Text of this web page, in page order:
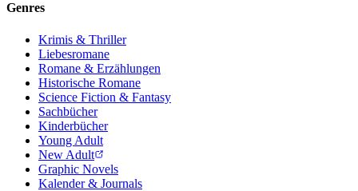
Genres
Krimis & Thriller
Liebesromane
Romane & Erzählungen
Historische Romane
Science Fiction & Fantasy
Sachbücher
Kinderbücher
Young Adult
New Adult
Graphic Novels
Kalender & Journals